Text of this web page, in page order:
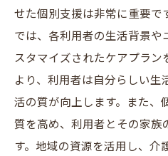
地域に貢献する安城市
に迫る
地域への貢献を実
地域密着型通所介
地域住民の生活を
せた個別支援は非常に重要で
では、各利用者の生活背景や
スタマイズされたケアプラン
より、利用者は自分らしい生
活の質が向上します。また、
質を高め、利用者とその家族
す。地域の資源を活用し、介